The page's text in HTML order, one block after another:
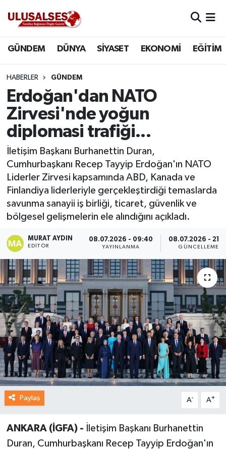
GÜNDEM DÜNYA SİYASET EKONOMİ EĞİTİM
HABERLER GÜNDEM
Erdoğan'dan NATO
Zirvesi'nde yoğun
diplomasi trafiği...
İletişim Başkanı Burhanettin Duran,
Cumhurbaşkanı Recep Tayyip Erdoğan'ın NATO
Liderler Zirvesi kapsamında ABD, Kanada ve
Finlandiya liderleriyle gerçekleştirdiği temaslarda
savunma sanayii iş birliği, ticaret, güvenlik ve
bölgesel gelişmelerin ele alındığını açıkladı.
MURAT AYDIN
EDITÖR
08.07.2026 - 09:40
YAYINLANMA
08.07.2026 -
GÜNCELLEME
Paylaş A- A+
ANKARA (İGFA) -
İletişim Başkanı Burhanettin
Duran, Cumhurbaşkanı Recep Tayyip Erdoğan'ın
DÜNYA
SİYASET
EKONOMİ
SAĞLIK
MAGAZİN
SPOR
Trafik Durumu
Süper Lig Puan Durumu ve Fikstür
Tüm Manşetler
Haber Arşivi